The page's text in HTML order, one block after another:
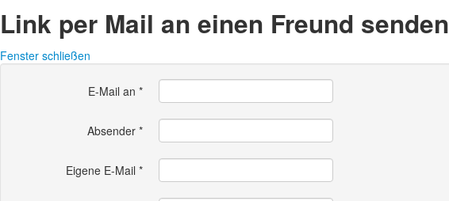
Link per Mail an einen Freund senden
Fenster schließen
E-Mail an *
Absender *
Eigene E-Mail *